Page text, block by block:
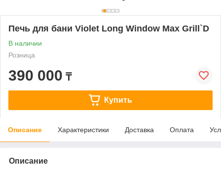
Печь для бани Violet Long Window Max Grill`D
В наличии
Розница
390 000 ₸
Купить
Описание Характеристики Доставка Оплата
Описание